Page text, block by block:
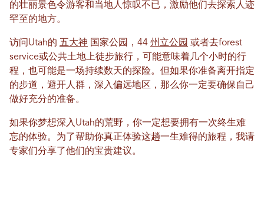
的壮丽景色令游客和当地人惊叹不已，激励他们去探索人迹
罕至的地方。
访问Utah的 五大神 国家公园，44 州立公园 或者去forest
service或公共土地上徒步旅行，可能意味着几个小时的行
程，也可能是一场持续数天的探险。但如果你准备离开指定
的步道，避开人群，深入偏远地区，那么你一定要确保自己
做好充分的准备。
如果你梦想深入Utah的荒野，你一定想要拥有一次终生难
忘的体验。为了帮助你真正体验这趟一生难得的旅程，我请
专家们分享了他们的宝贵建议。